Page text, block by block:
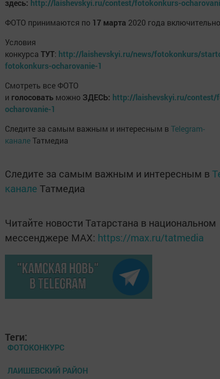
здесь: http://laishevskyi.ru/contest/fotokonkurs-
ФОТО принимаются по 17 марта 2020 года
Условия
конкурса ТУТ: http://laishevskyi.ru/news/fotokonkurs/
fotokonkurs-ocharovanie-1
Смотреть все ФОТО
и голосовать можно ЗДЕСЬ: http://laishevskyi.ru/contest/
ocharovanie-1
Следите за самым важным и интересным в Telegram-
каналеТатмедиа
Следите за самым важным и интересным в
канале Татмедиа
Читайте новости Татарстана в национальном
мессенджере MАХ: https://max.ru/tatmedia
Теги:
ФОТОКОНКУРС
ЛАИШЕВСКИЙ РАЙОН